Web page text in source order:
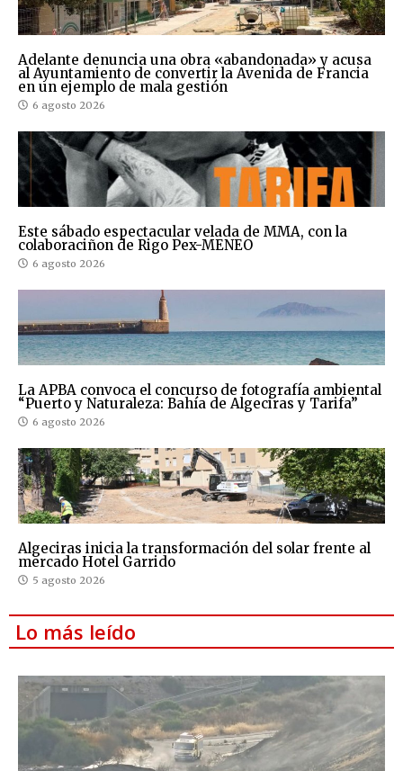
Adelante denuncia una obra «abandonada» y acusa
al Ayuntamiento de convertir la Avenida de Francia
en un ejemplo de mala gestión
6 agosto 2026
Este sábado espectacular velada de MMA, con la
colaboraciñon de Rigo Pex-MENEO
6 agosto 2026
La APBA convoca el concurso de fotografía ambiental
“Puerto y Naturaleza: Bahía de Algeciras y Tarifa”
6 agosto 2026
Algeciras inicia la transformación del solar frente al
mercado Hotel Garrido
5 agosto 2026
Lo más leído